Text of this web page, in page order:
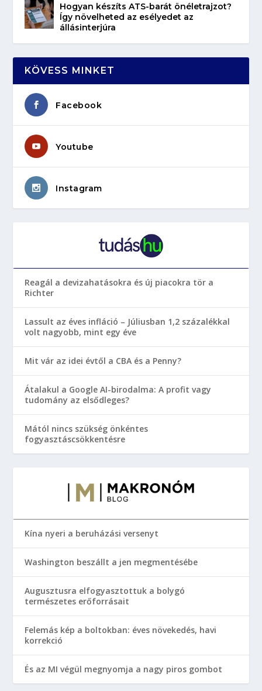
Hogyan készíts ATS-barát önéletrajzot?
Így növelheted az esélyedet az
állásinterjúra
KÖVESS MINKET
Facebook
Youtube
Instagram
Reagál a devizahatásokra és új piacokra tör a
Richter
Lassult az éves infláció – Júliusban 1,2 százalékkal
volt nagyobb, mint egy éve
Mit vár az idei évtől a CBA és a Penny?
Átalakul a Google AI-birodalma: A profit vagy
tudomány az elsődleges?
Mától nincs szükség önkéntes
fogyasztáscsökkentésre
Kína nyeri a beruházási versenyt
Washington beszállt a jen megmentésébe
Augusztusra elfogyasztottuk a bolygó
természetes erőforrásait
Felemás kép a boltokban: éves növekedés, havi
korrekció
És az MI végül megnyomja a nagy piros gombot